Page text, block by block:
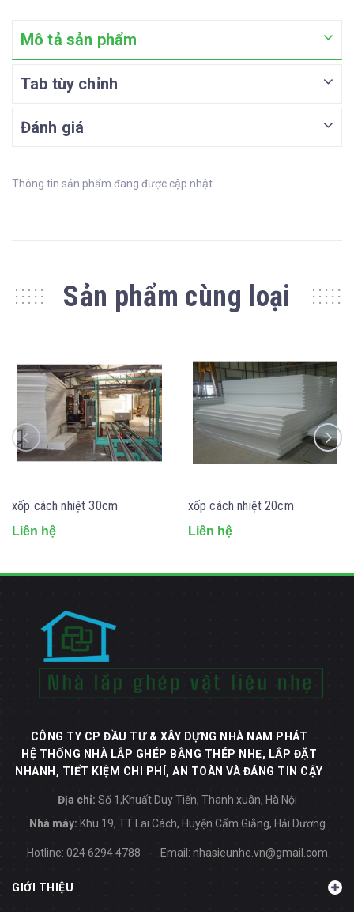
Mô tả sản phẩm
Tab tùy chỉnh
Đánh giá
Thông tin sản phẩm đang được cập nhật
Sản phẩm cùng loại
xốp cách nhiệt 30cm
Liên hệ
xốp cách nhiệt 20cm
Liên hệ
CÔNG TY CP ĐẦU TƯ & XÂY DỰNG NHÀ NAM PHÁT
HỆ THỐNG NHÀ LẮP GHÉP BẰNG THÉP NHẸ, LẮP ĐẶT
NHANH, TIẾT KIỆM CHI PHÍ, AN TOÀN VÀ ĐÁNG TIN CẬY
Địa chỉ: Số 1,Khuất Duy Tiến, Thanh xuân, Hà Nội
Nhà máy: Khu 19, TT Lai Cách, Huyện Cẩm Giằng, Hải Dương
Hotline: 024 6294 4788 - Email: nhasieunhe.vn@gmail.com
GIỚI THIỆU